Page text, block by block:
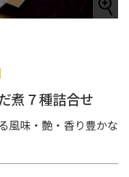
煮７種詰合せ
風味・艶・香り豊かな